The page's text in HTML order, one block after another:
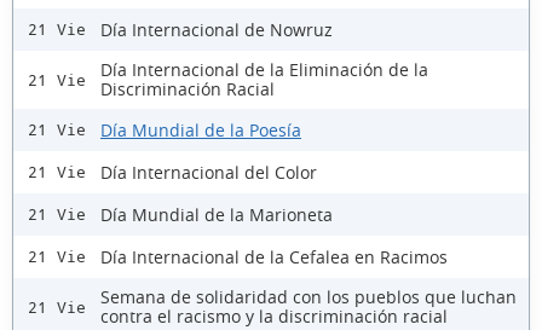
21 Vie Día Internacional de Nowruz
21 Vie
Día Internacional de la Eliminación de la
Discriminación Racial
21 Vie Día Mundial de la Poesía
21 Vie Día Internacional del Color
21 Vie Día Mundial de la Marioneta
21 Vie Día Internacional de la Cefalea en Racimos
21 Vie
Semana de solidaridad con los pueblos que luchan
contra el racismo y la discriminación racial